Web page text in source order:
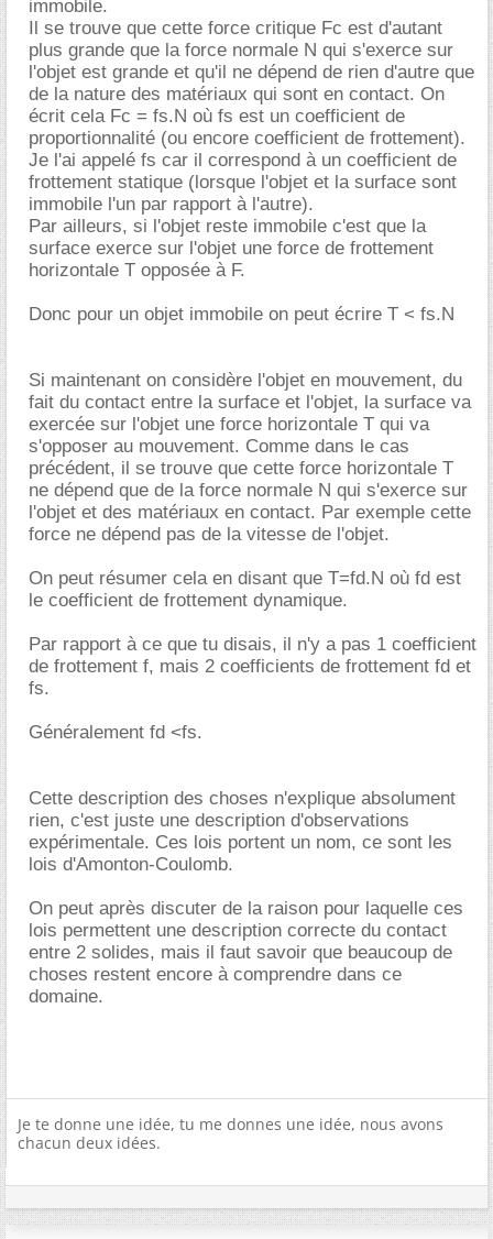
immobile.
Il se trouve que cette force critique Fc est d'autant
plus grande que la force normale N qui s'exerce sur
l'objet est grande et qu'il ne dépend de rien d'autre que
de la nature des matériaux qui sont en contact. On
écrit cela Fc = fs.N où fs est un coefficient de
proportionnalité (ou encore coefficient de frottement).
Je l'ai appelé fs car il correspond à un coefficient de
frottement statique (lorsque l'objet et la surface sont
immobile l'un par rapport à l'autre).
Par ailleurs, si l'objet reste immobile c'est que la
surface exerce sur l'objet une force de frottement
horizontale T opposée à F.
Donc pour un objet immobile on peut écrire T < fs.N
Si maintenant on considère l'objet en mouvement, du
fait du contact entre la surface et l'objet, la surface va
exercée sur l'objet une force horizontale T qui va
s'opposer au mouvement. Comme dans le cas
précédent, il se trouve que cette force horizontale T
ne dépend que de la force normale N qui s'exerce sur
l'objet et des matériaux en contact. Par exemple cette
force ne dépend pas de la vitesse de l'objet.
On peut résumer cela en disant que T=fd.N où fd est
le coefficient de frottement dynamique.
Par rapport à ce que tu disais, il n'y a pas 1 coefficient
de frottement f, mais 2 coefficients de frottement fd et
fs.
Généralement fd <fs.
Cette description des choses n'explique absolument
rien, c'est juste une description d'observations
expérimentale. Ces lois portent un nom, ce sont les
lois d'Amonton-Coulomb.
On peut après discuter de la raison pour laquelle ces
lois permettent une description correcte du contact
entre 2 solides, mais il faut savoir que beaucoup de
choses restent encore à comprendre dans ce
domaine.
Je te donne une idée, tu me donnes une idée, nous avons
chacun deux idées.